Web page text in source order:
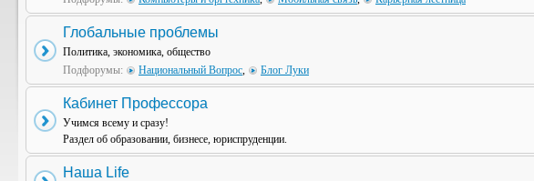
Глобальные проблемы
Политика, экономика, общество
Подфорумы:
Национальный Вопрос, Блог Луки
Кабинет Профессора
Учимся всему и сразу!
Раздел об образовании, бизнесе, юриспруденции.
Наша Life